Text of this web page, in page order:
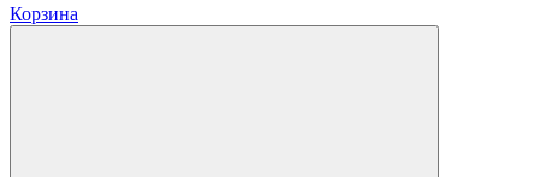
Корзина